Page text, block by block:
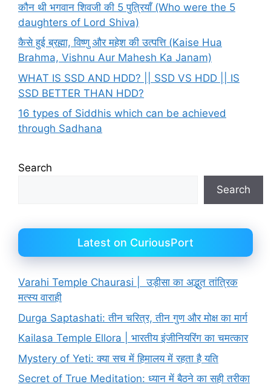
कौन थी भगवान शिवजी की 5 पुत्रियाँ (Who were the 5
daughters of Lord Shiva)
कैसे हुई ब्रह्मा, विष्णु और महेश की उत्पत्ति (Kaise Hua
Brahma, Vishnu Aur Mahesh Ka Janam)
WHAT IS SSD AND HDD? || SSD VS HDD || IS
SSD BETTER THAN HDD?
16 types of Siddhis which can be achieved
through Sadhana
Search
Search
Latest on CuriousPort
Varahi Temple Chaurasi | उड़ीसा का अद्भुत तांत्रिक
मत्स्य वाराही
Durga Saptashati: तीन चरित्र, तीन गुण और मोक्ष का मार्ग
Kailasa Temple Ellora | भारतीय इंजीनियरिंग का चमत्कार
Mystery of Yeti: क्या सच में हिमालय में रहता है यति
Secret of True Meditation: ध्यान में बैठने का सही तरीका